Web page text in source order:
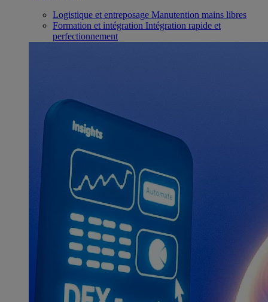
Logistique et entreposage Manutention mains libres
Formation et intégration Intégration rapide et
perfectionnement